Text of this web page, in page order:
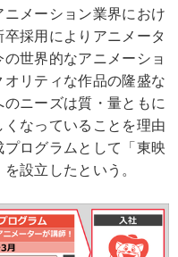
メーション業界におけ
採用によりアニメータ
世界的なアニメーショ
リティな作品の隆盛な
ニーズは質・量ともに
なっていることを理由
ログラムとして「東映
設立したという。